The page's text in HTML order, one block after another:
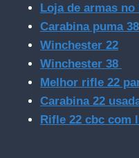
Loja de armas no
Carabina puma
Winchester 22
Winchester 38
Melhor rifle 22
Carabina 22
Rifle 22 cbc com